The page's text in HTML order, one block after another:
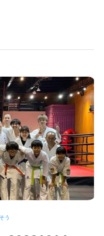
う